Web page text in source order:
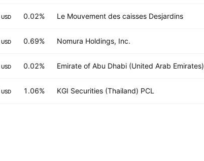
USD 0.02% Le Mouvement des caisses Desjardins
USD 0.69% Nomura Holdings, Inc.
USD 0.02% Emirate of Abu Dhabi (United Arab Emirates)
USD 1.06% KGI Securities (Thailand) PCL